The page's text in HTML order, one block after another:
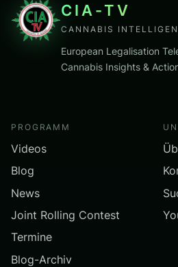
CIA-TV
CANNABIS
European Legalisation
Cannabis Insights &
PROGRAMM
Videos
Blog
News
Joint Rolling Contest
Termine
Blog-Archiv